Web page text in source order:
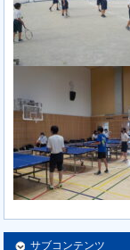
サブコンテンツ